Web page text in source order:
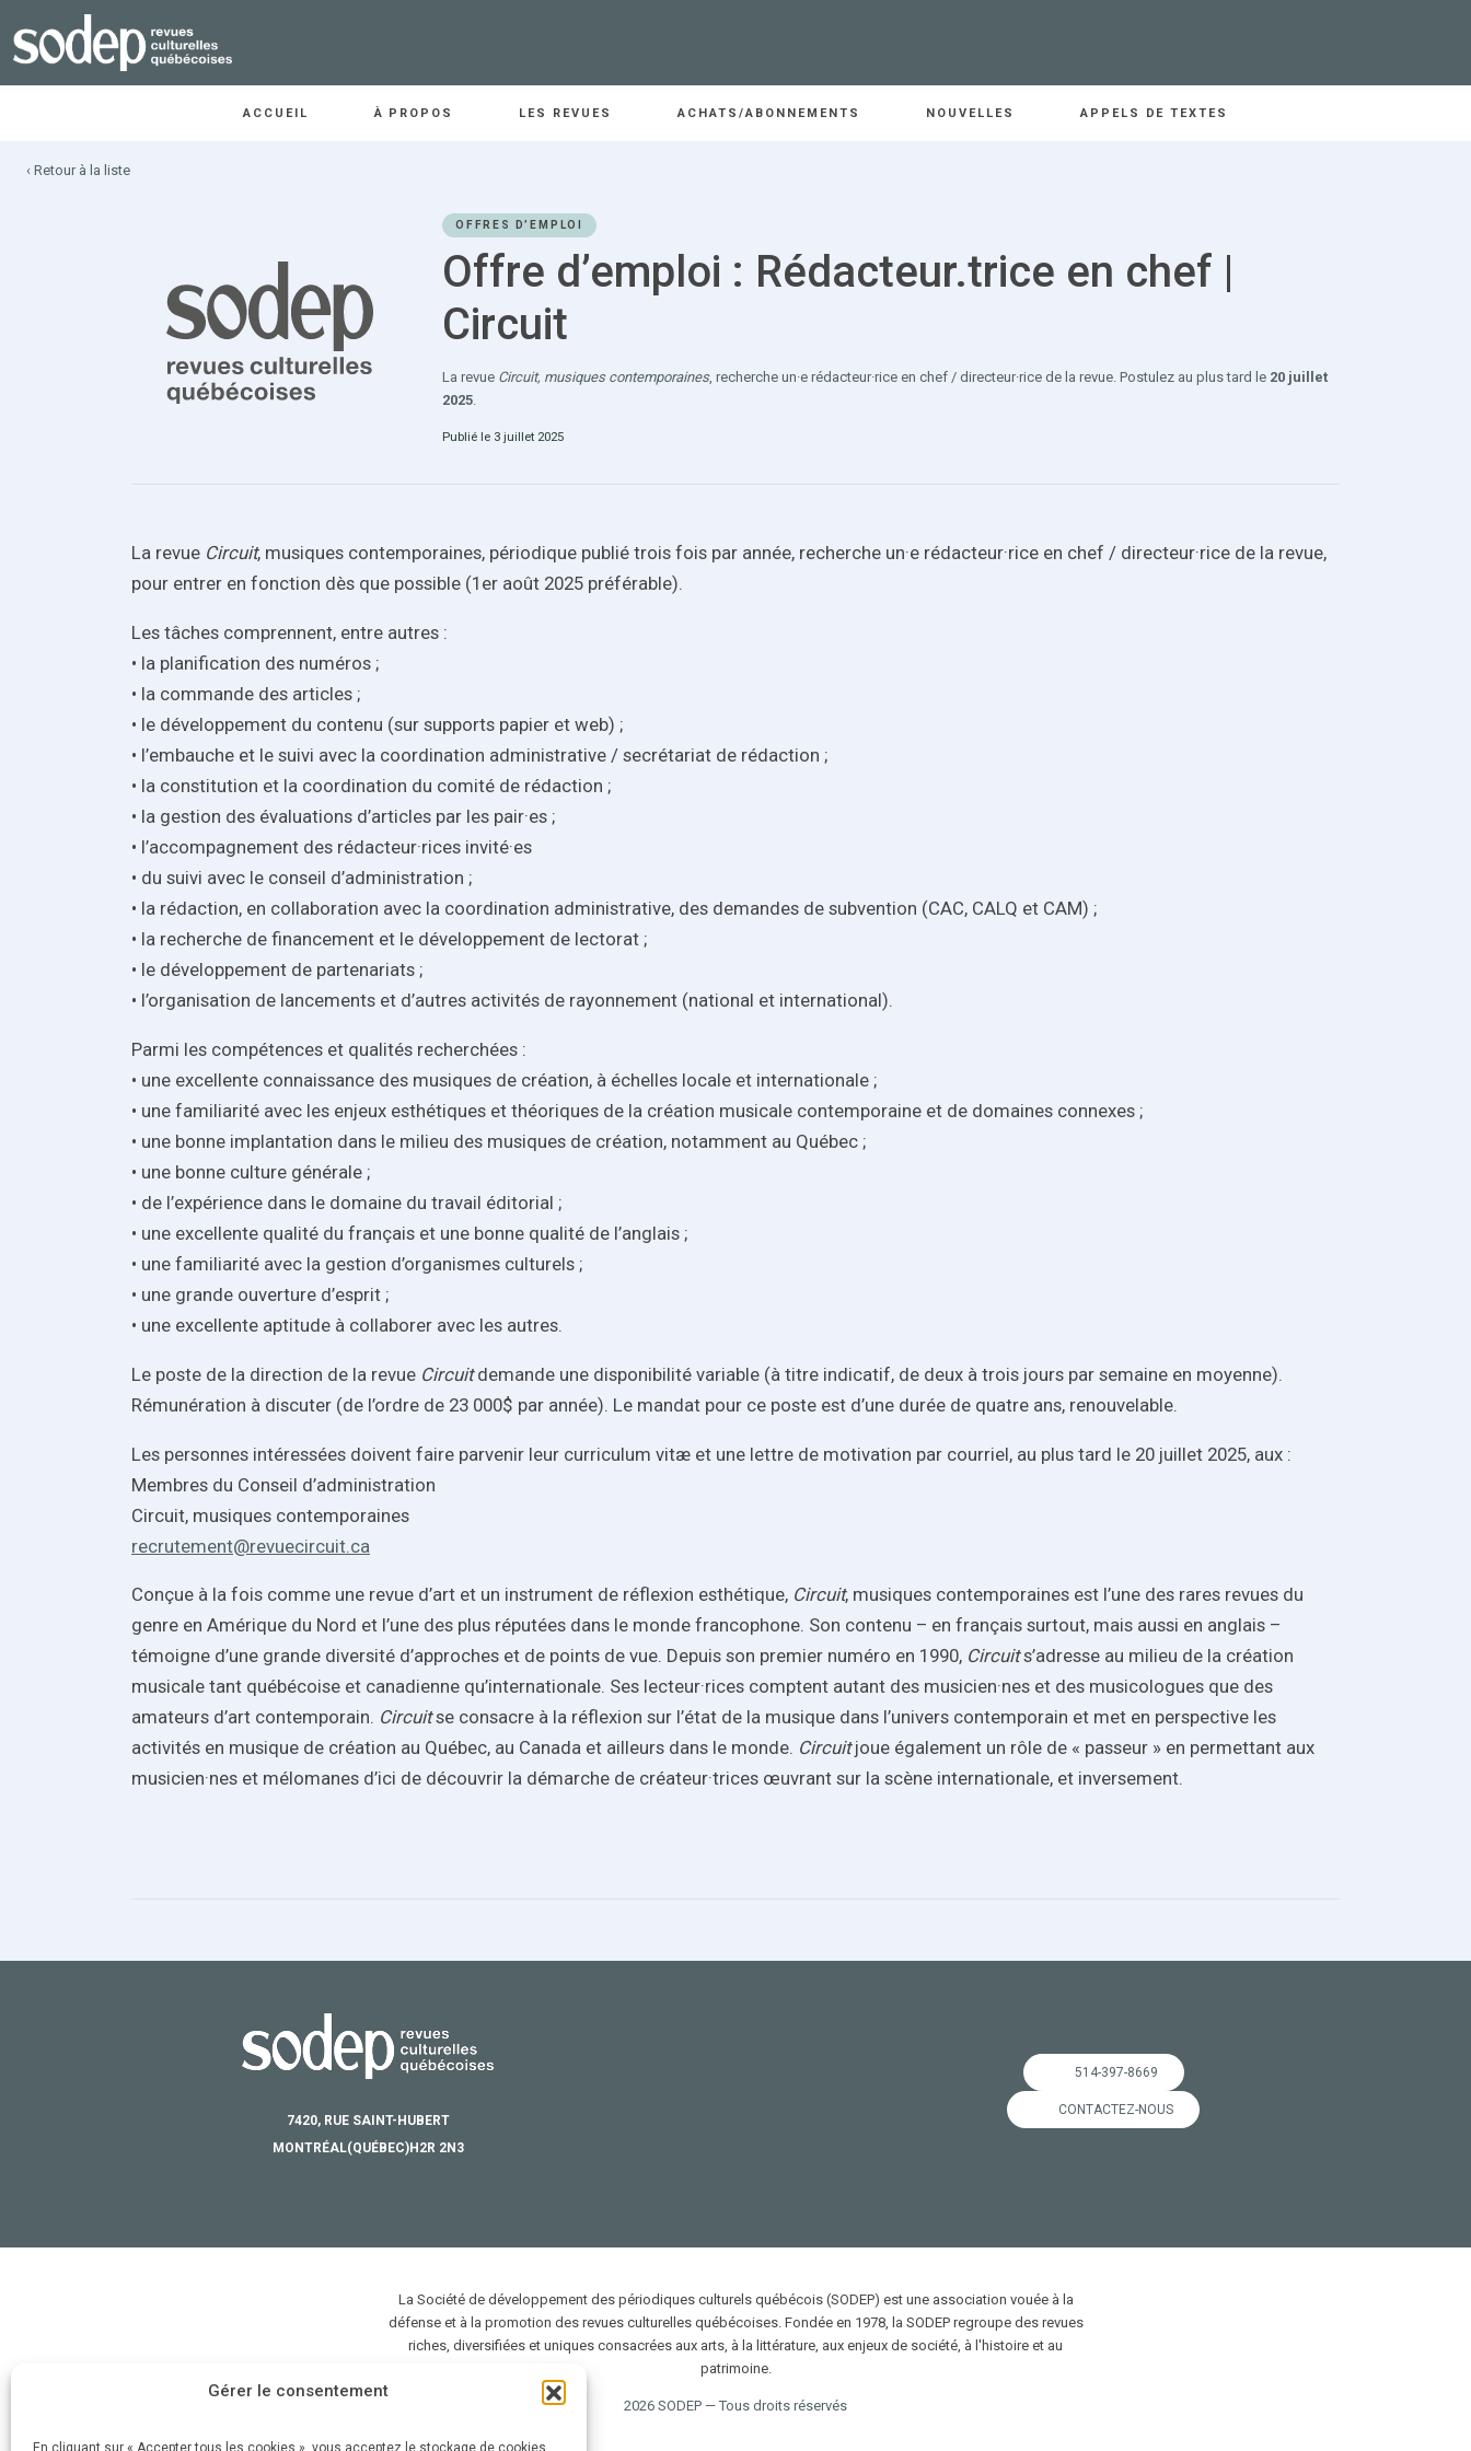
Gérer le consentement
En cliquant sur « Accepter tous les cookies », vous acceptez le stockage de cookies
ACCUEIL À PROPOS LES REVUES ACHATS/ABONNEMENTS NOUVELLES APPELS DE TEXTES
‹ Retour à la liste
OFFRES D’EMPLOI
Offre d’emploi : Rédacteur.trice en chef |
Circuit
La revue Circuit, musiques contemporaines, recherche un·e rédacteur·rice en chef / directeur·rice de la revue. Postulez au plus tard le 20 juillet
2025.
Publié le 3 juillet 2025
La revue Circuit, musiques contemporaines, périodique publié trois fois par année, recherche un·e rédacteur·rice en chef / directeur·rice de la revue,
pour entrer en fonction dès que possible (1er août 2025 préférable).
Les tâches comprennent, entre autres :
• la planification des numéros ;
• la commande des articles ;
• le développement du contenu (sur supports papier et web) ;
• l’embauche et le suivi avec la coordination administrative / secrétariat de rédaction ;
• la constitution et la coordination du comité de rédaction ;
• la gestion des évaluations d’articles par les pair·es ;
• l’accompagnement des rédacteur·rices invité·es
• du suivi avec le conseil d’administration ;
• la rédaction, en collaboration avec la coordination administrative, des demandes de subvention (CAC, CALQ et CAM) ;
• la recherche de financement et le développement de lectorat ;
• le développement de partenariats ;
• l’organisation de lancements et d’autres activités de rayonnement (national et international).
Parmi les compétences et qualités recherchées :
• une excellente connaissance des musiques de création, à échelles locale et internationale ;
• une familiarité avec les enjeux esthétiques et théoriques de la création musicale contemporaine et de domaines connexes ;
• une bonne implantation dans le milieu des musiques de création, notamment au Québec ;
• une bonne culture générale ;
• de l’expérience dans le domaine du travail éditorial ;
• une excellente qualité du français et une bonne qualité de l’anglais ;
• une familiarité avec la gestion d’organismes culturels ;
• une grande ouverture d’esprit ;
• une excellente aptitude à collaborer avec les autres.
Le poste de la direction de la revue Circuitdemande une disponibilité variable (à titre indicatif, de deux à trois jours par semaine en moyenne).
Rémunération à discuter (de l’ordre de 23 000$ par année). Le mandat pour ce poste est d’une durée de quatre ans, renouvelable.
Les personnes intéressées doivent faire parvenir leur curriculum vitæ et une lettre de motivation par courriel, au plus tard le 20 juillet 2025, aux :
Membres du Conseil d’administration
Circuit, musiques contemporaines
recrutement@revuecircuit.ca
Conçue à la fois comme une revue d’art et un instrument de réflexion esthétique, Circuit, musiques contemporaines est l’une des rares revues du
genre en Amérique du Nord et l’une des plus réputées dans le monde francophone. Son contenu – en français surtout, mais aussi en anglais –
témoigne d’une grande diversité d’approches et de points de vue. Depuis son premier numéro en 1990, Circuits’adresse au milieu de la création
musicale tant québécoise et canadienne qu’internationale. Ses lecteur·rices comptent autant des musicien·nes et des musicologues que des
amateurs d’art contemporain. Circuitse consacre à la réflexion sur l’état de la musique dans l’univers contemporain et met en perspective les
activités en musique de création au Québec, au Canada et ailleurs dans le monde. Circuitjoue également un rôle de « passeur » en permettant aux
musicien·nes et mélomanes d’ici de découvrir la démarche de créateur·trices œuvrant sur la scène internationale, et inversement.
7420, RUE SAINT-HUBERT
MONTRÉAL(QUÉBEC)H2R 2N3
514-397-8669
CONTACTEZ-NOUS
La Société de développement des périodiques culturels québécois (SODEP) est une association vouée à la
défense et à la promotion des revues culturelles québécoises. Fondée en 1978, la SODEP regroupe des revues
riches, diversifiées et uniques consacrées aux arts, à la littérature, aux enjeux de société, à l'histoire et au
patrimoine.
2026 SODEP — Tous droits réservés